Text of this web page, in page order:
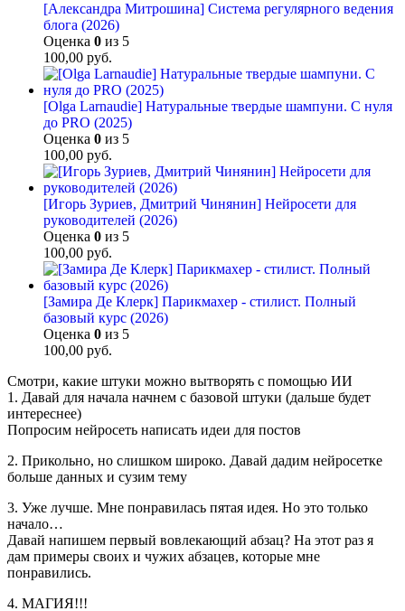
[Александра Митрошина] Система регулярного ведения
блога (2026)
Оценка 0 из 5
100,00 руб.
[Olga Larnaudie] Натуральные твердые шампуни. С нуля
до PRO (2025)
Оценка 0 из 5
100,00 руб.
[Игорь Зуриев, Дмитрий Чинянин] Нейросети для
руководителей (2026)
Оценка 0 из 5
100,00 руб.
[Замира Де Клерк] Парикмахер - стилист. Полный
базовый курс (2026)
Оценка 0 из 5
100,00 руб.
Смотри, какие штуки можно вытворять с помощью ИИ
1. Давай для начала начнем с базовой штуки (дальше будет
интереснее)
Попросим нейросеть написать идеи для постов
2. Прикольно, но слишком широко. Давай дадим нейросетке
больше данных и сузим тему
3. Уже лучше. Мне понравилась пятая идея. Но это только
начало…
Давай напишем первый вовлекающий абзац? На этот раз я
дам примеры своих и чужих абзацев, которые мне
понравились.
4. МАГИЯ!!!